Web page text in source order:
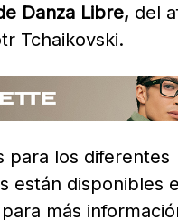
Danza Libre, del
Tchaikovski.
para los diferentes
están disponibles
más